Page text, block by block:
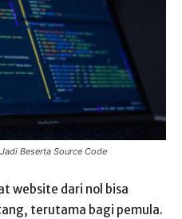
Beserta Source Code
website dari nol bisa
terutama bagi pemula.